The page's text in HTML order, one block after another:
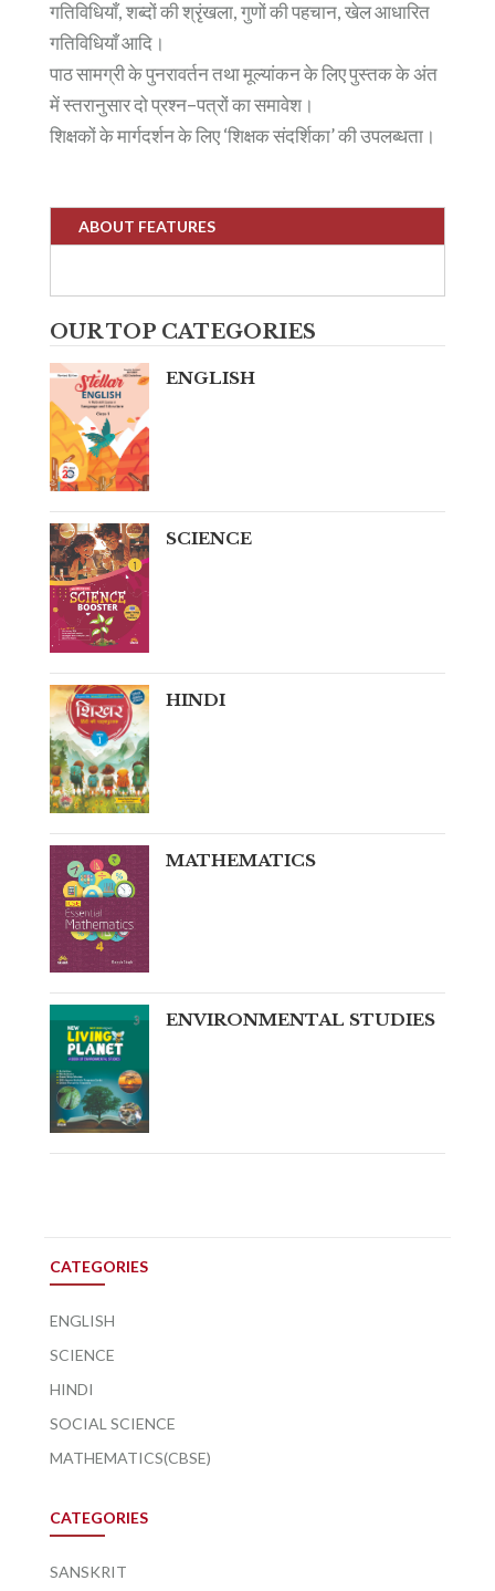
गतिविधियाँ, शब्दों की श्रृंखला, गुणों की पहचान, खेल आधारित
गतिविधियाँ आदि।
पाठ सामग्री के पुनरावर्तन तथा मूल्यांकन के लिए पुस्तक के अंत
में स्तरानुसार दो प्रश्न–पत्रों का समावेश।
शिक्षकों के मार्गदर्शन के लिए ‘शिक्षक संदर्शिका’ की उपलब्धता।
ABOUT FEATURES
OUR TOP CATEGORIES
ENGLISH
SCIENCE
HINDI
MATHEMATICS
ENVIRONMENTAL STUDIES
CATEGORIES
ENGLISH
SCIENCE
HINDI
SOCIAL SCIENCE
MATHEMATICS(CBSE)
CATEGORIES
SANSKRIT